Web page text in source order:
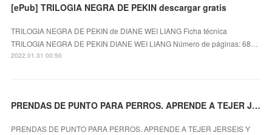
[ePub] TRILOGIA NEGRA DE PEKIN descargar gratis
TRILOGIA NEGRA DE PEKIN de DIANE WEI LIANG Ficha técnica
TRILOGIA NEGRA DE PEKIN DIANE WEI LIANG Número de páginas: 68…
2022.01.31 00:50
PRENDAS DE PUNTO PARA PERROS. APRENDE A TEJER JERSEIS Y ACCESORIOS PARA MASCOTAS leer pdf
PRENDAS DE PUNTO PARA PERROS. APRENDE A TEJER JERSEIS Y